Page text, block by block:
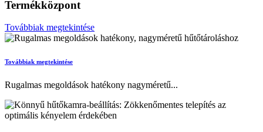
Termékközpont
Továbbiak megtekintése
Továbbiak megtekintése
Rugalmas megoldások hatékony nagyméretű...